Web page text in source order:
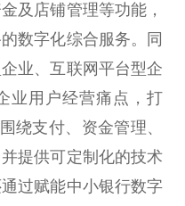
及店铺管理等功能，
数字化综合服务。同
业、互联网平台型企
业用户经营痛点，打
绕支付、资金管理、
提供可定制化的技术
过赋能中小银行数字